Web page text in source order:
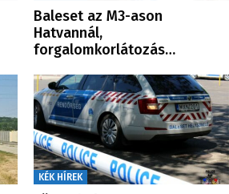
Baleset az M3-ason
Hatvannál,
forgalomkorlátozás…
KÉK HÍREK